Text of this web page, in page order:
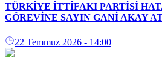
TÜRKİYE İTTİFAKI PARTİSİ
GÖREVİNE SAYIN GANİ AKAY
22 Temmuz 2026 - 14:00